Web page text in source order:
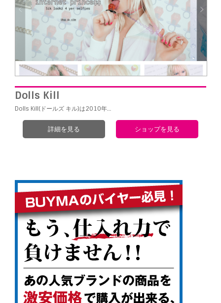
Dolls Kill
Dolls Kill(ドールズ キル)は2010年…
詳細を見る ショップを見る